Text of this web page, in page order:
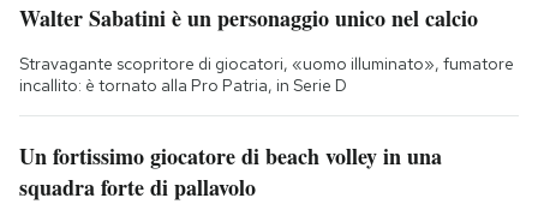
Walter Sabatini è un personaggio unico nel calcio
Stravagante scopritore di giocatori, «uomo illuminato», fumatore
incallito: è tornato alla Pro Patria, in Serie D
Un fortissimo giocatore di beach volley in una
squadra forte di pallavolo